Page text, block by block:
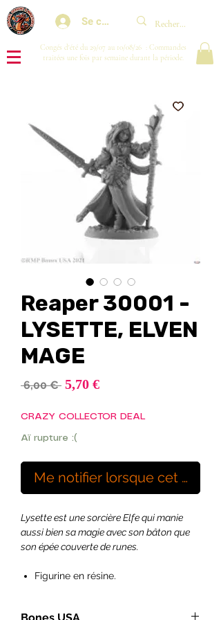
Se connecter
Congés d'été du 29/07 au 10/08/26 : Commandes
traitées une fois par semaine durant la période.
Reaper 30001 -
LYSETTE, ELVEN
MAGE
6,00 € Prix
5,70 €Prix
CRAZY COLLECTOR DEAL
Aï rupture :(
Me notifier lorsque cet
Lysette est une sorcière Elfe qui manie
aussi bien sa magie avec son bâton que
son épée couverte de runes.
Figurine en résine.